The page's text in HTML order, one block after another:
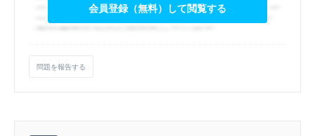
会員登録（無料）して閲覧する
問題を報告する